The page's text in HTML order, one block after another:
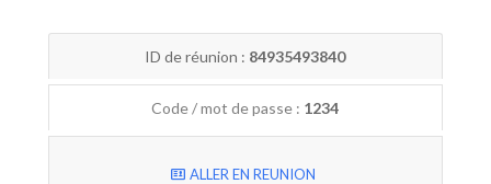
ID de réunion : 84935493840
Code / mot de passe : 1234
ALLER EN REUNION